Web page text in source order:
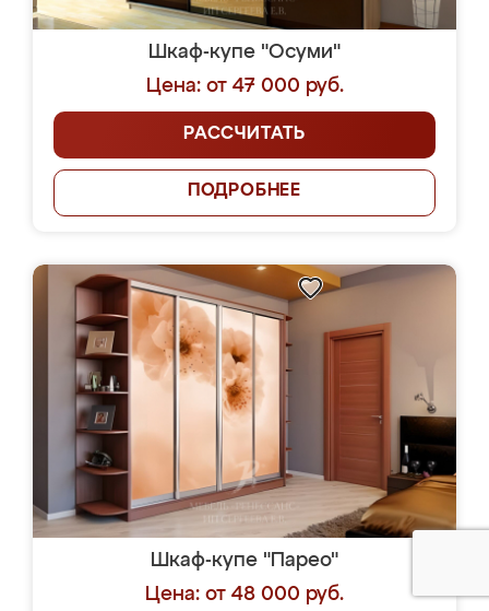
Шкаф-купе "Осуми"
Цена: от 47 000 руб.
РАССЧИТАТЬ
ПОДРОБНЕЕ
Шкаф-купе "Парео"
Цена: от 48 000 руб.